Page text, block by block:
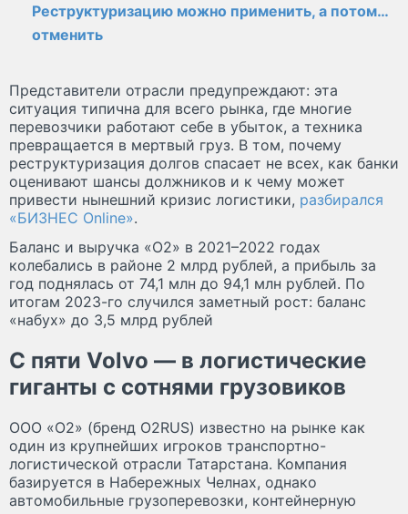
Реструктуризацию можно применить, а потом…
отменить
Представители отрасли предупреждают: эта
ситуация типична для всего рынка, где многие
перевозчики работают себе в убыток, а техника
превращается в мертвый груз. В том, почему
реструктуризация долгов спасает не всех, как банки
оценивают шансы должников и к чему может
привести нынешний кризис логистики, разбирался
«БИЗНЕС Online».
Баланс и выручка «О2» в 2021–2022 годах
колебались в районе 2 млрд рублей, а прибыль за
год поднялась от 74,1 млн до 94,1 млн рублей. По
итогам 2023-го случился заметный рост: баланс
«набух» до 3,5 млрд рублей
С пяти Volvo — в логистические
гиганты с сотнями грузовиков
ООО «О2» (бренд О2RUS) известно на рынке как
один из крупнейших игроков транспортно-
логистической отрасли Татарстана. Компания
базируется в Набережных Челнах, однако
автомобильные грузоперевозки, контейнерную